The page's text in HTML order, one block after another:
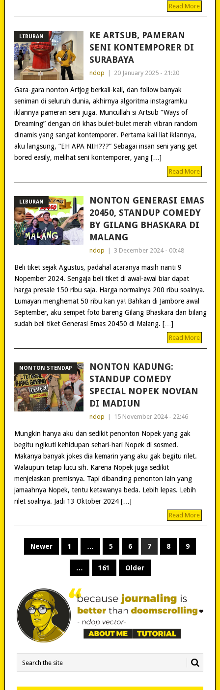
Read More
LIBURAN
KE ARTSUB, PAMERAN
SENI KONTEMPORER DI
SURABAYA
ndop 20 January 2025 - 21:20
Gara-gara nonton Artjog berkali-kali, dan follow banyak
seniman di seluruh dunia, akhirnya algoritma instagramku
iklannya pameran seni juga. Muncullah si Artsub “Ways of
Dreaming” dengan ciri khas bulet-bulet merah vibran random
dinamis yang sangat kontemporer. Pertama kali liat iklannya,
aku langsung, “EH APA NIH???” Sebagai insan seni yang get
bored easily, melihat seni kontemporer, yang […]
Read More
LIBURAN
NONTON GENERASI EMAS
20450, STANDUP COMEDY
BY GILANG BHASKARA DI
MALANG
ndop 3 December 2024 - 00:48
Beli tiket sejak Agustus, padahal acaranya masih nanti 9
Nopember 2024. Sengaja beli tiket di awal-awal biar dapat
harga presale 150 ribu saja. Harga normalnya 200 ribu soalnya.
Lumayan menghemat 50 ribu kan ya! Bahkan di Jambore awal
September, aku sempet foto bareng Gilang Bhaskara dan bilang
sudah beli tiket Generasi Emas 20450 di Malang. […]
Read More
NONTON STENDAP
NONTON KADUNG:
STANDUP COMEDY
SPECIAL NOPEK NOVIAN
DI MADIUN
ndop 15 November 2024 - 22:46
Mungkin hanya aku dan sedikit penonton Nopek yang gak
begitu ngikuti kehidupan sehari-hari Nopek di sosmed.
Makanya banyak jokes dia kemarin yang aku gak begitu rilet.
Walaupun tetap lucu sih. Karena Nopek juga sedikit
menjelaskan premisnya. Tapi dibanding penonton lain yang
jamaahnya Nopek, tentu ketawanya beda. Lebih lepas. Lebih
rilet soalnya. Jadi 13 Oktober 2024 […]
Read More
POSTS
PAGINATION
Newer 1 … 5 6 7 8 9
… 161 Older